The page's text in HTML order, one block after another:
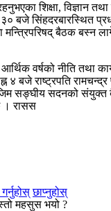
शिक्षा, विज्ञान तथा
बजे सिंहदरबारस्थित
मन्त्रिपरिषद् बैठक बस्न
वर्षको नीति तथा
४ बजे राष्ट्रपति
सङ्घीय सदनको संयुक्त
। रासस
छाप्नुहोस्
महसुस भयो ?